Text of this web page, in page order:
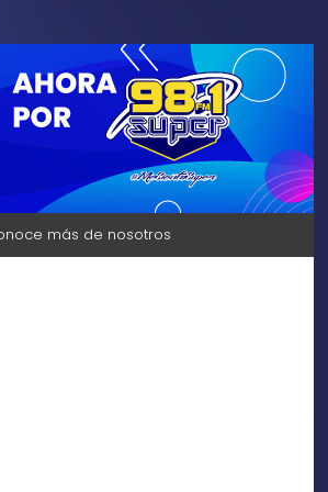
Bienestar y mucho más solo para ti,
más de nosotros